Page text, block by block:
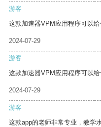
游客
这款加速器VPM应用程序可以
2024-07-29
游客
这款加速器VPM应用程序可以
2024-07-29
游客
这款app的老师非常专业，教学